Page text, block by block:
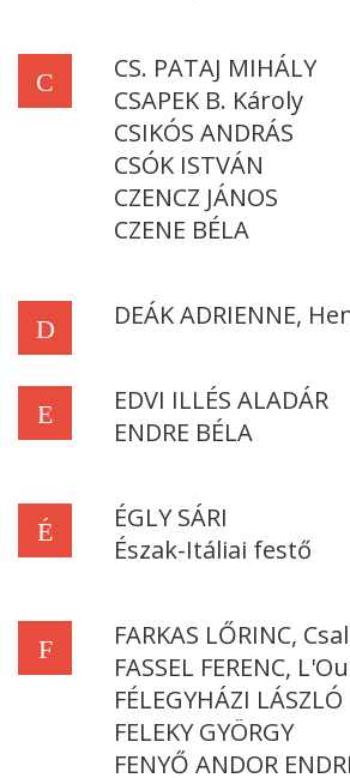
C
CS. PATAJ MIHÁLY
CSAPEK B. Károly
CSIKÓS ANDRÁS
CSÓK ISTVÁN
CZENCZ JÁNOS
CZENE BÉLA
D DEÁK ADRIENNE,
E
EDVI ILLÉS ALADÁR
ENDRE BÉLA
É
ÉGLY SÁRI
Észak-Itáliai festő
F
FARKAS LŐRINC,
FASSEL FERENC,
FÉLEGYHÁZI LÁSZLÓ
FELEKY GYÖRGY
FENYŐ ANDOR